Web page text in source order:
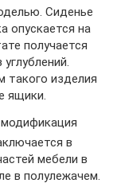
Сиденье
опускается на
получается
изделия
ящики.
в
мебели в
в полулежачем.